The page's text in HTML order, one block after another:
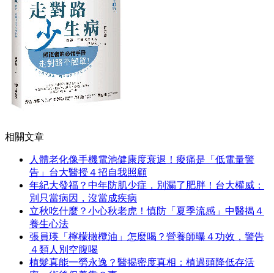
相關文章
人體老化像手機電池健康度衰退！痠痛是「低電量警
告」台大醫授４招自我照顧
年紀大發福？中年防肌少症，別漏了肥胖！台大權威：
別只當病因，沒當成疾病
立秋吃什麼？小心秋老虎！慎防「夏季流感」中醫揭４
養生心法
張員瑛「檸檬橄欖油」怎麼喝？營養師曝４功效，警告
４類人別空腹喝
植髮真能一勞永逸？醫揭密度真相：植過頭降低存活